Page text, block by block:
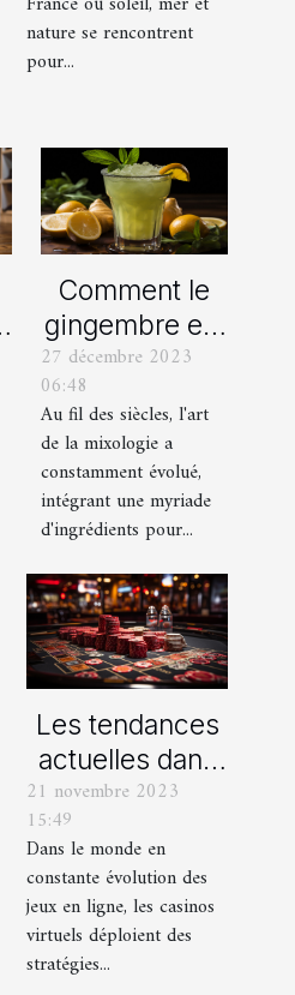
d’EVG et EVJF
nature se rencontrent
pour...
Comment le
gingembre est
devenu un
ingrédient clé
dans la
mixologie
moderne
27 décembre 2023
06:48
Au fil des siècles, l'art
de la mixologie a
constamment évolué,
intégrant une myriade
d'ingrédients pour...
Les tendances
actuelles dans
les offres
promotionnelles
des casinos en
ligne
21 novembre 2023
15:49
Dans le monde en
constante évolution des
jeux en ligne, les casinos
virtuels déploient des
stratégies...